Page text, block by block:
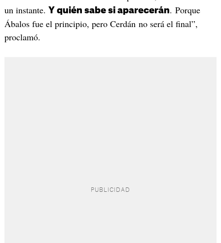
un instante. Y quién sabe si aparecerán. Porque
Ábalos fue el principio, pero Cerdán no será el final”,
proclamó.